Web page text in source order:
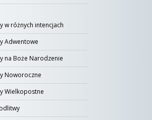
w różnych intencjach
Adwentowe
na Boże Narodzenie
Noworoczne
Wielkopostne